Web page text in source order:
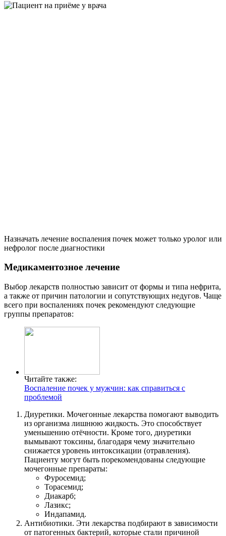
Назначать лечение воспаления почек может только уролог или
нефролог после диагностики
Медикаментозное лечение
Выбор лекарств полностью зависит от формы и типа нефрита,
а также от причин патологии и сопутствующих недугов. Чаще
всего при воспалениях почек рекомендуют следующие
группы препаратов:
Читайте также:
Воспаление почек у мужчин: как справиться с
проблемой
Диуретики. Мочегонные лекарства помогают выводить
из организма лишнюю жидкость. Это способствует
уменьшению отёчности. Кроме того, диуретики
вымывают токсины, благодаря чему значительно
снижается уровень интоксикации (отравления).
Пациенту могут быть порекомендованы следующие
мочегонные препараты:
Фуросемид;
Торасемид;
Диакарб;
Лазикс;
Индапамид.
Антибиотики. Эти лекарства подбирают в зависимости
от патогенных бактерий, которые стали причиной